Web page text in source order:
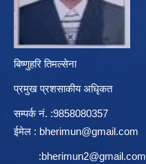
बिष्णुहरि तिमल्सेना
प्रमुख प्रशसाकीय अधिृकत
सम्पर्क न‌ं. :9858080357
ईमेल : bherimun@gmail.com
:bherimun2@gmail.com